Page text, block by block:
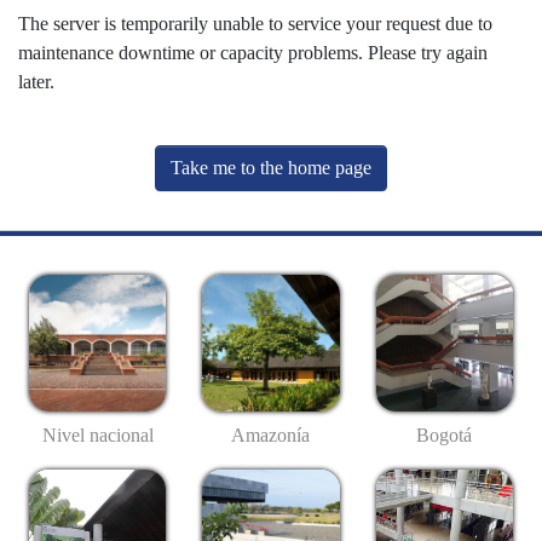
The server is temporarily unable to service your request due to
maintenance downtime or capacity problems. Please try again
later.
Take me to the home page
Nivel nacional Amazonía Bogotá